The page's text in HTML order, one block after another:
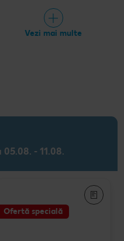
Vezi mai multe
- 11.08.
Ofertă specială